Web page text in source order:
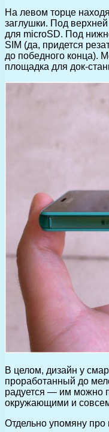
На левом торце
заглушки. Под
для microSD. Под
SIM (да, придется
до победного конца).
площадка для док-
В целом, дизайн у
проработанный до
радуется — им можно
окружающими и совсем
Отдельно упомяну про